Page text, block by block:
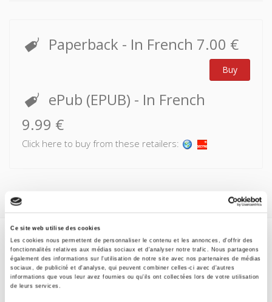
Ce site web utilise des cookies
Les cookies nous permettent de personnaliser le contenu et les annonces, d'offrir des
fonctionnalités relatives aux médias sociaux et d'analyser notre trafic. Nous partageons
également des informations sur l'utilisation de notre site avec nos partenaires de médias
sociaux, de publicité et d'analyse, qui peuvent combiner celles-ci avec d'autres
informations que vous leur avez fournies ou qu'ils ont collectées lors de votre utilisation
de leurs services.
Paperback - In French 7.00 €
Buy
ePub (EPUB) - In French
9.99 €
Click here to buy from these retailers:
Specifications
Formats